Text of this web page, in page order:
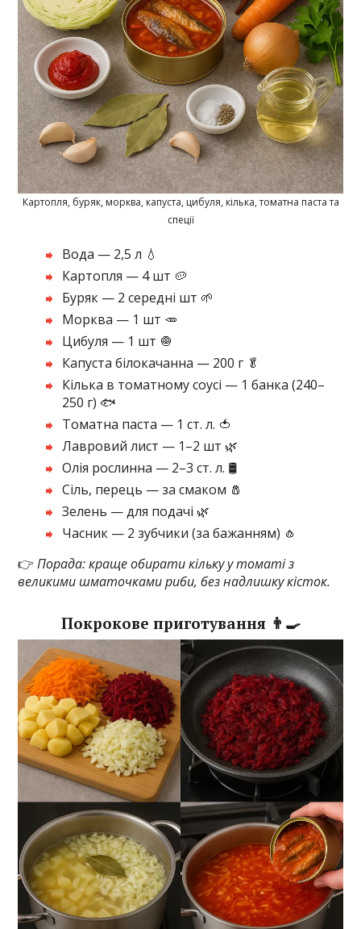
Картопля, буряк, морква, капуста, цибуля, кілька, томатна паста та
спеції
Вода — 2,5 л 💧
Картопля — 4 шт 🥔
Буряк — 2 середні шт 🌱
Морква — 1 шт 🥕
Цибуля — 1 шт 🧅
Капуста білокачанна — 200 г 🥬
Кілька в томатному соусі — 1 банка (240–
250 г) 🐟
Томатна паста — 1 ст. л. 🍅
Лавровий лист — 1–2 шт 🌿
Олія рослинна — 2–3 ст. л. 🛢️
Сіль, перець — за смаком 🧂
Зелень — для подачі 🌿
Часник — 2 зубчики (за бажанням) 🧄
👉Порада: краще обирати кільку у томаті з
великими шматочками риби, без надлишку кісток.
Покрокове приготування 👨‍🍳